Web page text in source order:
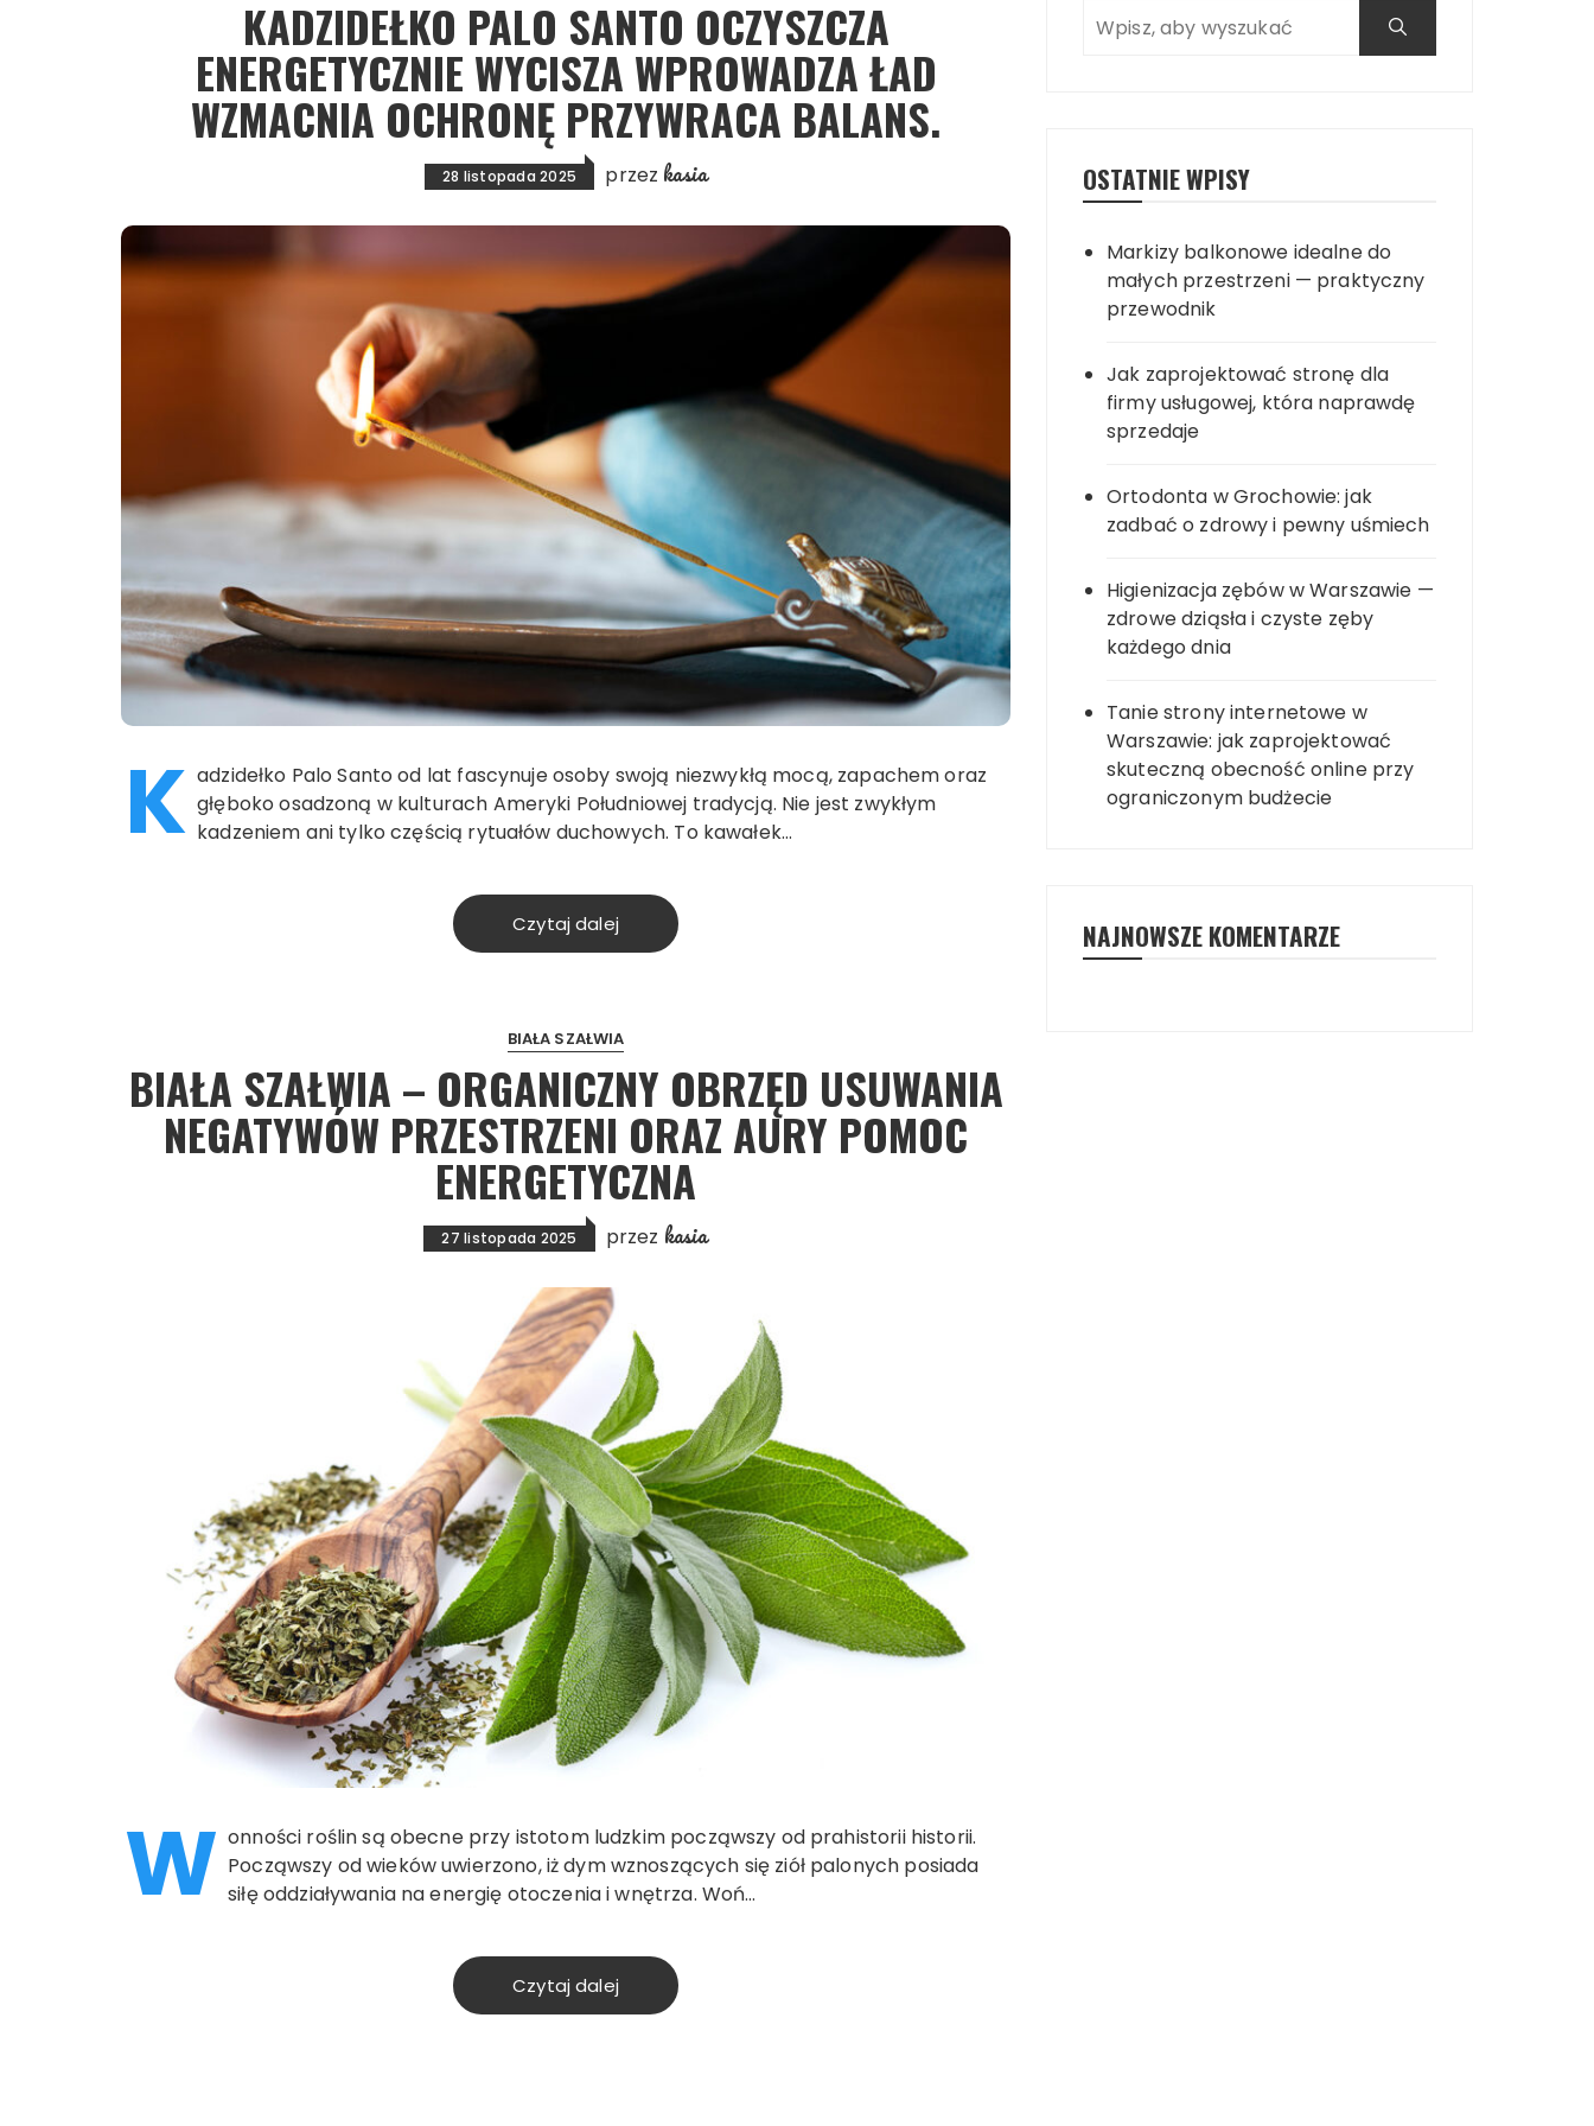
KADZIDEŁKO PALO SANTO OCZYSZCZA
ENERGETYCZNIE WYCISZA WPROWADZA ŁAD
WZMACNIA OCHRONĘ PRZYWRACA BALANS.
28 listopada 2025 przez kasia
K adzidełko Palo Santo od lat fascynuje osoby swoją niezwykłą mocą, zapachem oraz
głęboko osadzoną w kulturach Ameryki Południowej tradycją. Nie jest zwykłym
kadzeniem ani tylko częścią rytuałów duchowych. To kawałek…
Czytaj dalej
BIAŁA SZAŁWIA
BIAŁA SZAŁWIA – ORGANICZNY OBRZĘD USUWANIA
NEGATYWÓW PRZESTRZENI ORAZ AURY POMOC
ENERGETYCZNA
27 listopada 2025 przez kasia
W onności roślin są obecne przy istotom ludzkim począwszy od prahistorii historii.
Począwszy od wieków uwierzono, iż dym wznoszących się ziół palonych posiada
siłę oddziaływania na energię otoczenia i wnętrza. Woń…
Czytaj dalej
OSTATNIE WPISY
Markizy balkonowe idealne do
małych przestrzeni — praktyczny
przewodnik
Jak zaprojektować stronę dla
firmy usługowej, która naprawdę
sprzedaje
Ortodonta w Grochowie: jak
zadbać o zdrowy i pewny uśmiech
Higienizacja zębów w Warszawie —
zdrowe dziąsła i czyste zęby
każdego dnia
Tanie strony internetowe w
Warszawie: jak zaprojektować
skuteczną obecność online przy
ograniczonym budżecie
NAJNOWSZE KOMENTARZE